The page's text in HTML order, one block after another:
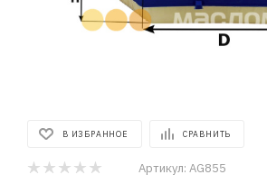
В ИЗБРАННОЕ СРАВНИТЬ
Артикул: AG855